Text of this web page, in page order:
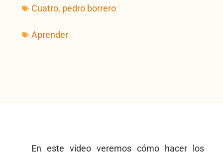
Cuatro, pedro borrero
Aprender
En este video veremos cómo hacer los